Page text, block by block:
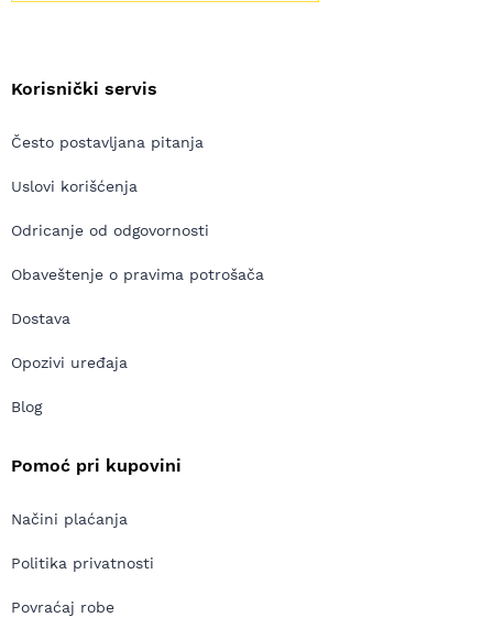
Korisnički servis
Često postavljana pitanja
Uslovi korišćenja
Odricanje od odgovornosti
Obaveštenje o pravima potrošača
Dostava
Opozivi uređaja
Blog
Pomoć pri kupovini
Načini plaćanja
Politika privatnosti
Povraćaj robe